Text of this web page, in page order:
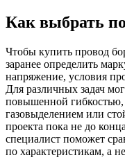
Как выбрать
Чтобы купить провод
заранее определить
напряжение, условия
Для различных задач
повышенной
газовыделением или
проекта пока не до
специалист поможет
по характеристикам, а